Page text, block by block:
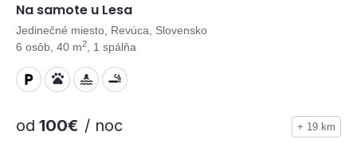
Na samote u Lesa
Jedinečné miesto, Revúca, Slovensko
6 osôb, 40 m2 , 1 spálňa
od 100€ / noc + 19 km